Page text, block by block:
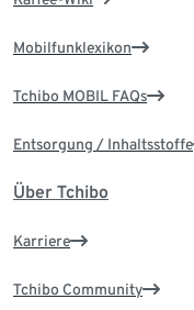
Mobilfunklexikon
Tchibo MOBIL FAQs
Entsorgung / Inhaltsstoffe
Über Tchibo
Karriere
Tchibo Community